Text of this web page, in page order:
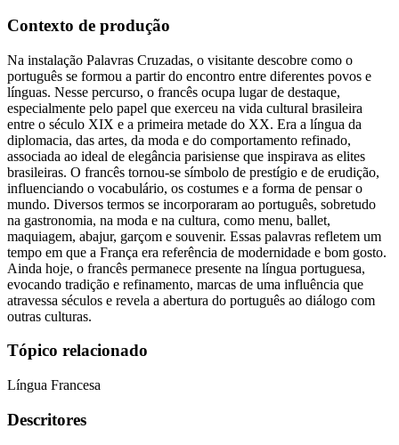
Contexto de produção
Na instalação Palavras Cruzadas, o visitante descobre como o
português se formou a partir do encontro entre diferentes povos e
línguas. Nesse percurso, o francês ocupa lugar de destaque,
especialmente pelo papel que exerceu na vida cultural brasileira
entre o século XIX e a primeira metade do XX. Era a língua da
diplomacia, das artes, da moda e do comportamento refinado,
associada ao ideal de elegância parisiense que inspirava as elites
brasileiras. O francês tornou-se símbolo de prestígio e de erudição,
influenciando o vocabulário, os costumes e a forma de pensar o
mundo. Diversos termos se incorporaram ao português, sobretudo
na gastronomia, na moda e na cultura, como menu, ballet,
maquiagem, abajur, garçom e souvenir. Essas palavras refletem um
tempo em que a França era referência de modernidade e bom gosto.
Ainda hoje, o francês permanece presente na língua portuguesa,
evocando tradição e refinamento, marcas de uma influência que
atravessa séculos e revela a abertura do português ao diálogo com
outras culturas.
Tópico relacionado
Língua Francesa
Descritores